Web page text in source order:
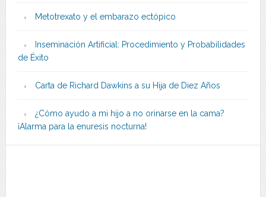
Metotrexato y el embarazo ectópico
Inseminación Artificial: Procedimiento y Probabilidades
de Éxito
Carta de Richard Dawkins a su Hija de Diez Años
¿Cómo ayudo a mi hijo a no orinarse en la cama?
¡Alarma para la enuresis nocturna!